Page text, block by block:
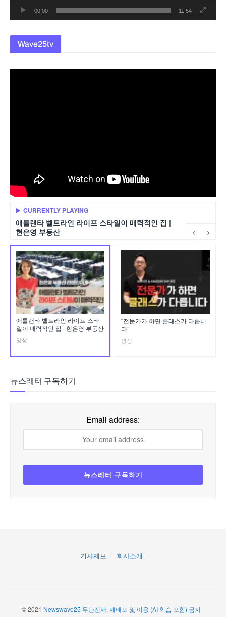
00:00 11:54
Wave25tv
CURRENTLY PLAYING
애틀랜타 벨트라인 라이프 스타일이 매력적인 집 |
현은영 부동산
애틀랜타 벨트라인 라이프 스타
일이 매력적인 집 | 현은영 부동산
영상
“전문가가 하면 클래스가 다릅니
다”
영상
뉴스레터 구독하기
Email address:
기사제보 회사소개
© 2021 Newswave25 무단전재, 재배포 및 이용 (AI 학습 포함) 금지 -